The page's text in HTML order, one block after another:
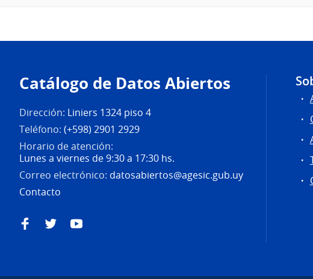
página
Catálogo de Datos Abiertos
Dirección: Liniers 1324 piso 4
Teléfono: (+598) 2901 2929
Horario de atención:
Lunes a viernes de 9:30 a 17:30 hs.
Correo electrónico: datosabiertos@agesic.gub.uy
Contacto
FacebookTwitterYouTube